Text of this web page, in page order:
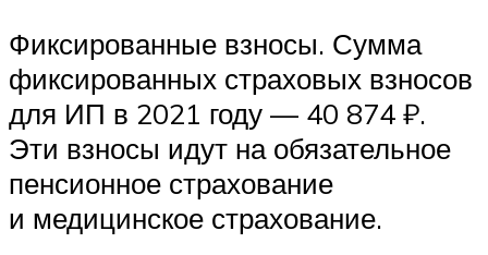
Фиксированные взносы. Сумма
фиксированных страховых взносов
для ИП в 2021 году — 40 874 ₽.
Эти взносы идут на обязательное
пенсионное страхование
и медицинское страхование.